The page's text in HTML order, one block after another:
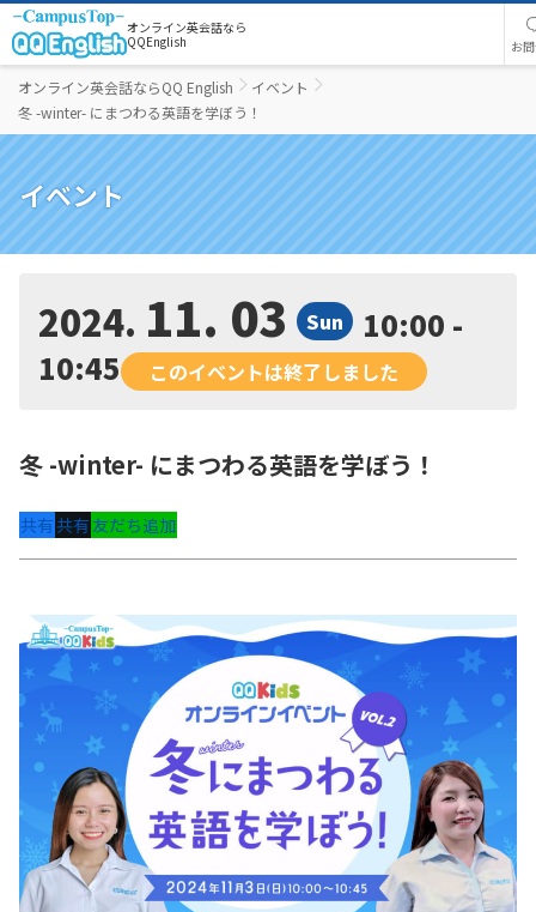
オンライン英会話なら
QQEnglish
お
オンライン英会話ならQQ English
イベント
冬 -winter- にまつわる英語を学ぼう！
イベント
2024 11. 03 Sun
10:00 -
10:45
このイベントは終了しました
冬 -winter- にまつわる英語を学ぼう！
共有共有友だち追加